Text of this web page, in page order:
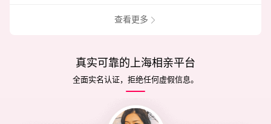
查看更多
真实可靠的上海相亲平台
全面实名认证，拒绝任何虚假信息。